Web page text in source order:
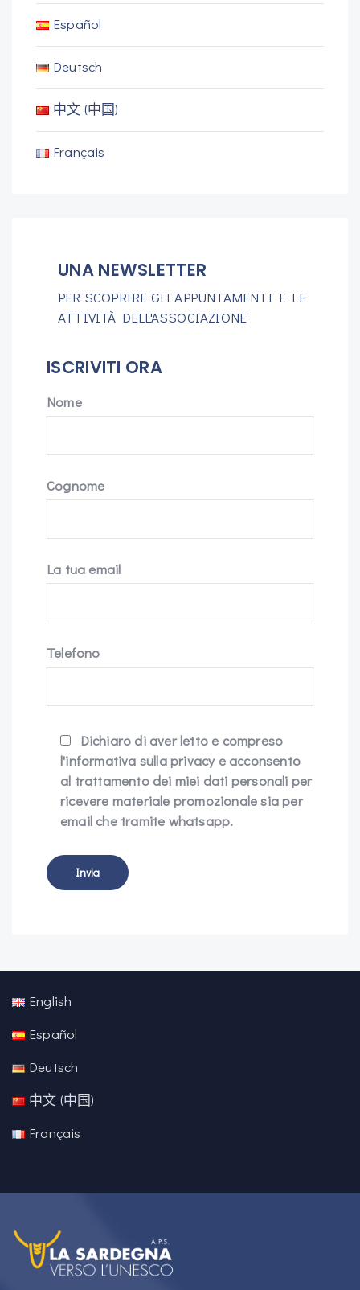
Español
Deutsch
中文 (中国)
Français
UNA NEWSLETTER
PER SCOPRIRE GLI APPUNTAMENTI E LE
ATTIVITÀ DELL'ASSOCIAZIONE
ISCRIVITI ORA
Nome
Cognome
La tua email
Telefono
Dichiaro di aver letto e compreso
l'informativa sulla privacy e acconsento
al trattamento dei miei dati personali per
ricevere materiale promozionale sia per
email che tramite whatsapp.
English
Español
Deutsch
中文 (中国)
Français